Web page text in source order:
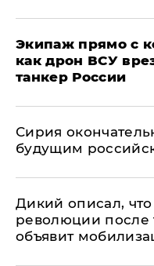
Экипаж прямо с
как дрон ВСУ
танкер России
Сирия
будущим
Дикий описал,
революции после
объявит